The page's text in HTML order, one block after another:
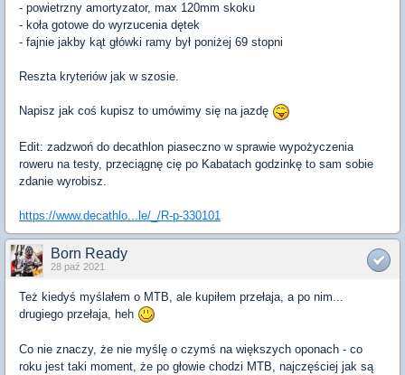
- powietrzny amortyzator, max 120mm skoku
- koła gotowe do wyrzucenia dętek
- fajnie jakby kąt główki ramy był poniżej 69 stopni
Reszta kryteriów jak w szosie.
Napisz jak coś kupisz to umówimy się na jazdę
Edit: zadzwoń do decathlon piaseczno w sprawie wypożyczenia
roweru na testy, przeciągnę cię po Kabatach godzinkę to sam sobie
zdanie wyrobisz.
https://www.decathlo...le/_/R-p-330101
Born Ready
28 paź 2021
Też kiedyś myślałem o MTB, ale kupiłem przełaja, a po nim...
drugiego przełaja, heh
Co nie znaczy, że nie myślę o czymś na większych oponach - co
roku jest taki moment, że po głowie chodzi MTB, najczęściej jak są